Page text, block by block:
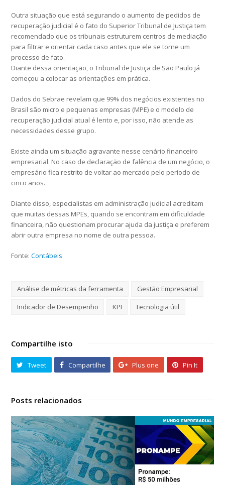
Outra situação que está segurando o aumento de pedidos de
recuperação judicial é o fato do Superior Tribunal de Justiça tem
recomendado que os tribunais estruturem centros de mediação
para filtrar e orientar cada caso antes que ele se torne um
processo de fato.
Diante dessa orientação, o Tribunal de Justiça de São Paulo já
começou a colocar as orientações em prática.
Dados do Sebrae revelam que 99% dos negócios existentes no
Brasil são micro e pequenas empresas (MPE) e o modelo de
recuperação judicial atual é lento e, por isso, não atende as
necessidades desse grupo.
Existe ainda um situação agravante nesse cenário financeiro
empresarial. No caso de declaração de falência de um negócio, o
empresário fica restrito de voltar ao mercado pelo período de
cinco anos.
Diante disso, especialistas em administração judicial acreditam
que muitas dessas MPEs, quando se encontram em dificuldade
financeira, não questionam procurar ajuda da justiça e preferem
abrir outra empresa no nome de outra pessoa.
Fonte:Contábeis
Análise de métricas da ferramenta
Gestão Empresarial
Indicador de Desempenho
KPI Tecnologia útil
Compartilhe isto
Tweet Compartilhe Plus one Pin It
Posts relacionados